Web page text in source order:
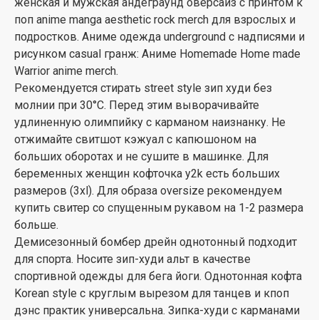
поп anime manga aesthetic rock merch для взрослых и
подростков. Аниме одежда underground с надписями и
рисунком casual гранж: Аниме Homemade Home made
Warrior anime merch.
Рекомендуется стирать street style зип худи без
молнии при 30°С. Перед этим выворачивайте
удлиненную олимпийку с карманом наизнанку. Не
отжимайте свитшот кэжуал с капюшоном на
больших оборотах и не сушите в машинке. Для
беременных женщин кофточка y2k есть больших
размеров (3xl). Для образа oversize рекомендуем
купить свитер со спущенным рукавом на 1-2 размера
больше.
Демисезонный бомбер дрейн однотонный подходит
для спорта. Носите зип-худи альт в качестве
спортивной одежды для бега йоги. Однотонная кофта
Korean style с круглым вырезом для танцев и кпоп
дэнс практик универсальна. Зипка-худи с карманами